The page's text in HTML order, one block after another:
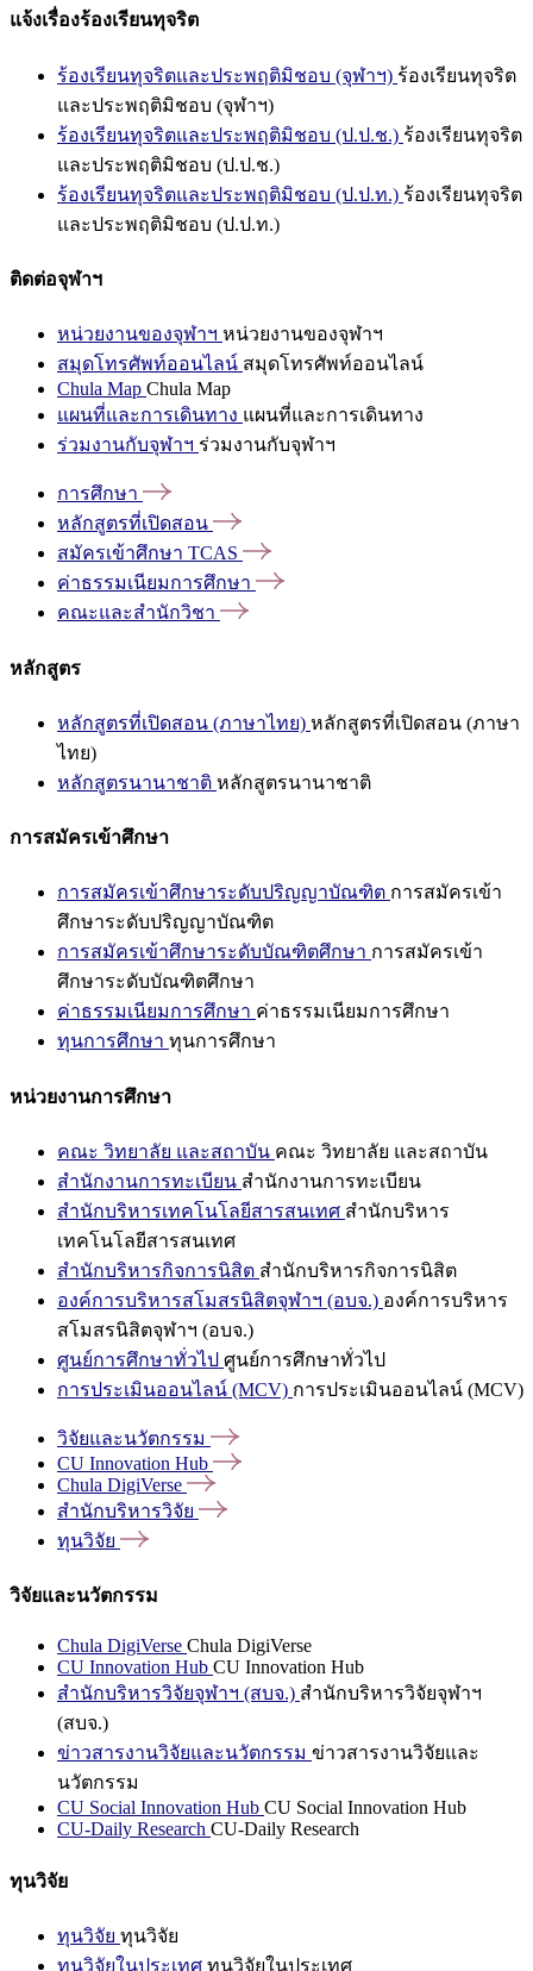
แจ้งเรื่องร้องเรียนทุจริต
ร้องเรียนทุจริตและประพฤติมิชอบ (จุฬาฯ) ร้องเรียนทุจริต
และประพฤติมิชอบ (จุฬาฯ)
ร้องเรียนทุจริตและประพฤติมิชอบ (ป.ป.ช.) ร้องเรียนทุจริต
และประพฤติมิชอบ (ป.ป.ช.)
ร้องเรียนทุจริตและประพฤติมิชอบ (ป.ป.ท.) ร้องเรียนทุจริต
และประพฤติมิชอบ (ป.ป.ท.)
ติดต่อจุฬาฯ
หน่วยงานของจุฬาฯ หน่วยงานของจุฬาฯ
สมุดโทรศัพท์ออนไลน์ สมุดโทรศัพท์ออนไลน์
Chula Map Chula Map
แผนที่และการเดินทาง แผนที่และการเดินทาง
ร่วมงานกับจุฬาฯ ร่วมงานกับจุฬาฯ
การศึกษา
หลักสูตรที่เปิดสอน
สมัครเข้าศึกษา TCAS
ค่าธรรมเนียมการศึกษา
คณะและสำนักวิชา
หลักสูตร
หลักสูตรที่เปิดสอน (ภาษาไทย) หลักสูตรที่เปิดสอน (ภาษา
ไทย)
หลักสูตรนานาชาติ หลักสูตรนานาชาติ
การสมัครเข้าศึกษา
การสมัครเข้าศึกษาระดับปริญญาบัณฑิต การสมัครเข้า
ศึกษาระดับปริญญาบัณฑิต
การสมัครเข้าศึกษาระดับบัณฑิตศึกษา การสมัครเข้า
ศึกษาระดับบัณฑิตศึกษา
ค่าธรรมเนียมการศึกษา ค่าธรรมเนียมการศึกษา
ทุนการศึกษา ทุนการศึกษา
หน่วยงานการศึกษา
คณะ วิทยาลัย และสถาบัน คณะ วิทยาลัย และสถาบัน
สำนักงานการทะเบียน สำนักงานการทะเบียน
สำนักบริหารเทคโนโลยีสารสนเทศ สำนักบริหาร
เทคโนโลยีสารสนเทศ
สำนักบริหารกิจการนิสิต สำนักบริหารกิจการนิสิต
องค์การบริหารสโมสรนิสิตจุฬาฯ (อบจ.) องค์การบริหาร
สโมสรนิสิตจุฬาฯ (อบจ.)
ศูนย์การศึกษาทั่วไป ศูนย์การศึกษาทั่วไป
การประเมินออนไลน์ (MCV) การประเมินออนไลน์ (MCV)
วิจัยและนวัตกรรม
CU Innovation Hub
Chula DigiVerse
สำนักบริหารวิจัย
ทุนวิจัย
วิจัยและนวัตกรรม
Chula DigiVerse Chula DigiVerse
CU Innovation Hub CU Innovation Hub
สำนักบริหารวิจัยจุฬาฯ (สบจ.) สำนักบริหารวิจัยจุฬาฯ
(สบจ.)
ข่าวสารงานวิจัยและนวัตกรรม ข่าวสารงานวิจัยและ
นวัตกรรม
CU Social Innovation Hub CU Social Innovation Hub
CU-Daily Research CU-Daily Research
ทุนวิจัย
ทุนวิจัย ทุนวิจัย
ทุนวิจัยในประเทศ ทุนวิจัยในประเทศ